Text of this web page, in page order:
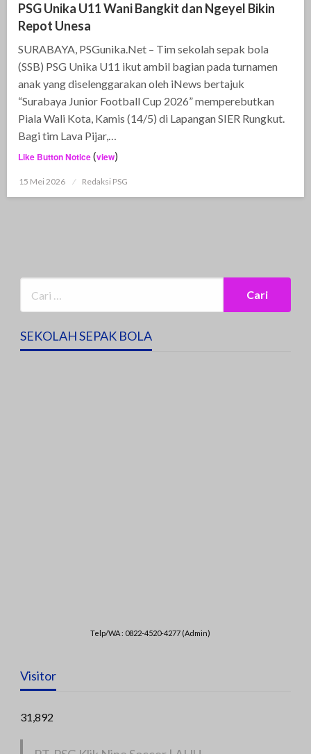
PSG Unika U11 Wani Bangkit dan Ngeyel Bikin
Repot Unesa
SURABAYA, PSGunika.Net – Tim sekolah sepak bola
(SSB) PSG Unika U11 ikut ambil bagian pada turnamen
anak yang diselenggarakan oleh iNews bertajuk
“Surabaya Junior Football Cup 2026” memperebutkan
Piala Wali Kota, Kamis (14/5) di Lapangan SIER Rungkut.
Bagi tim Lava Pijar,…
Like Button Notice(view)
Posted
15 Mei 2026 Redaksi PSG
SEKOLAH SEPAK BOLA
Telp/WA : 0822-4520-4277 (Admin)
Visitor
31,892